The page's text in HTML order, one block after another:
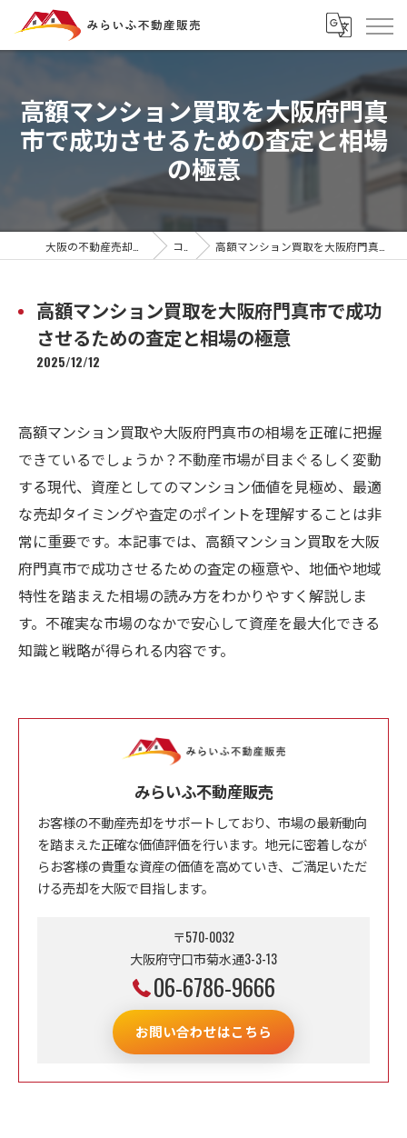
高額マンション買取を大阪府門真
市で成功させるための査定と相場
の極意
コラム 高額マンション買取を大阪府門真市で成功させるための査定と相場の極意
高額マンション買取を大阪府門真市で成功
させるための査定と相場の極意
2025/12/12
高額マンション買取や大阪府門真市の相場を正確に把握
できているでしょうか？不動産市場が目まぐるしく変動
する現代、資産としてのマンション価値を見極め、最適
な売却タイミングや査定のポイントを理解することは非
常に重要です。本記事では、高額マンション買取を大阪
府門真市で成功させるための査定の極意や、地価や地域
特性を踏まえた相場の読み方をわかりやすく解説しま
す。不確実な市場のなかで安心して資産を最大化できる
知識と戦略が得られる内容です。
みらいふ不動産販売
お客様の不動産売却をサポートしており、市場の最新動向
を踏まえた正確な価値評価を行います。地元に密着しなが
らお客様の貴重な資産の価値を高めていき、ご満足いただ
ける売却を大阪で目指します。
〒570-0032
大阪府守口市菊水通3-3-13
06-6786-9666
お問い合わせはこちら